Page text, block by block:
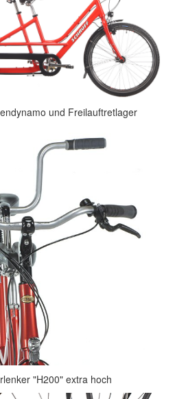
und Freilauftretlager
"H200" extra hoch